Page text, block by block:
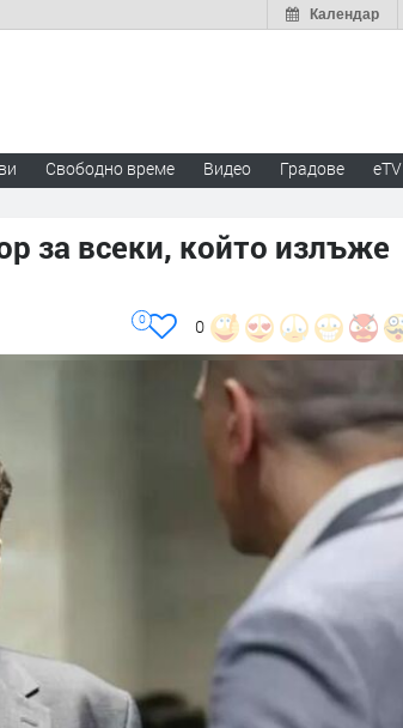
Календар
Свободно време Видео Градове eTV
за всеки, който излъже
0
0